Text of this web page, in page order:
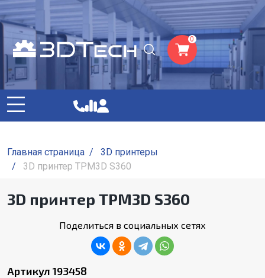
0
Главная страница /
3D принтеры
/
3D принтер TPM3D S360
3D принтер TPM3D S360
Поделиться в социальных сетях
Артикул 193458